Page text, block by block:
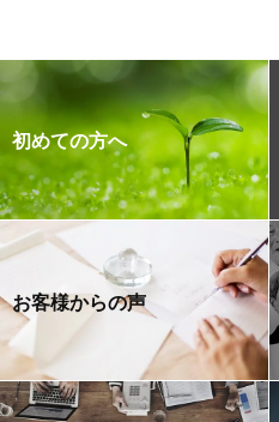
初めての方へ
お客様からの声